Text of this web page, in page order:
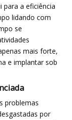
para a eficiência
lidando com
se
mais forte,
e implantar sob
problemas
por